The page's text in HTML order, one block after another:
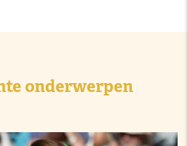
onderwerpen